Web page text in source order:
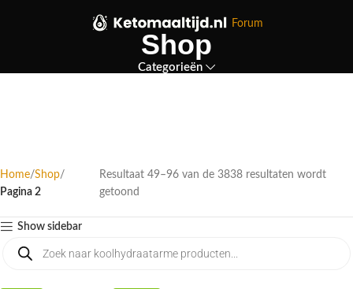
Forum
Shop
Categorieën
Home Shop
Pagina 2
Resultaat 49–96 van de 3838 resultaten wordt
getoond
Show sidebar